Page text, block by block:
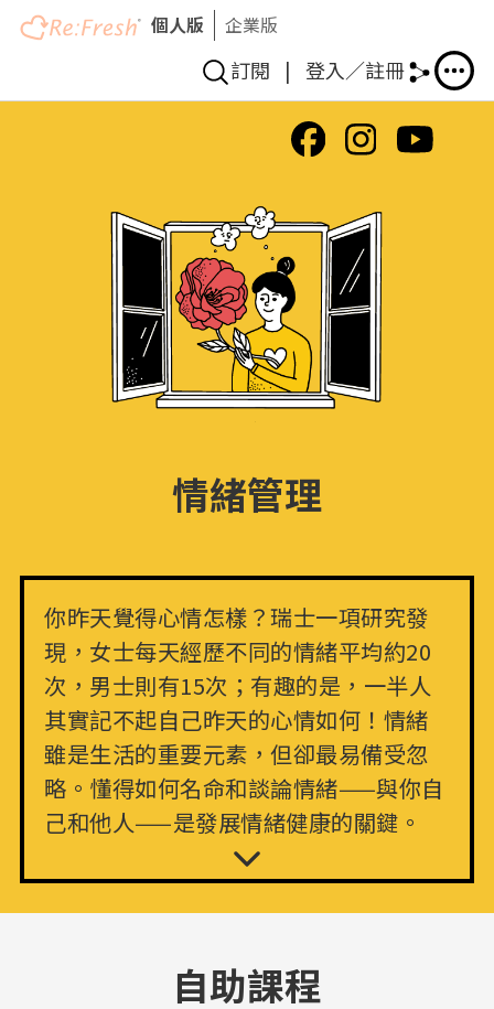
移
個人版 企業版
訂閱 | 登入／註冊
情緒管理
你昨天覺得心情怎樣？瑞士一項研究發
現，女士每天經歷不同的情緒平均約20
次，男士則有15次；有趣的是，一半人
其實記不起自己昨天的心情如何！情緒
雖是生活的重要元素，但卻最易備受忽
略。懂得如何名命和談論情緒——與你自
己和他人——是發展情緒健康的關鍵。
自助課程